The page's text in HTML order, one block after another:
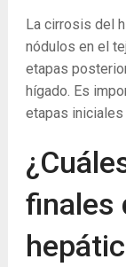
La cirrosis del
nódulos en el
etapas
hígado. Es
etapas
finales